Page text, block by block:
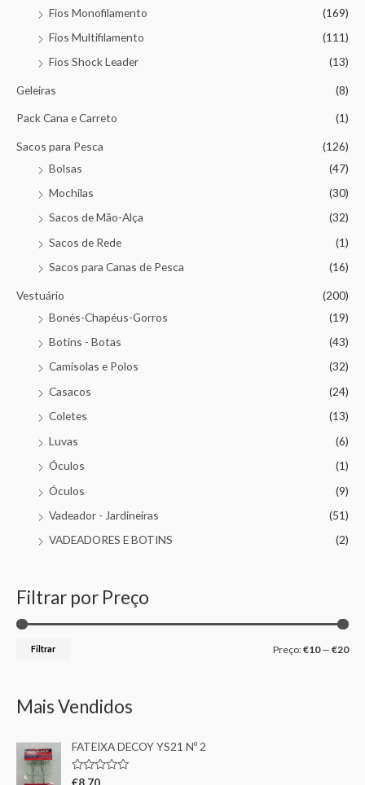
Fios Monofilamento
(169)
Fios Multifilamento
(111)
Fios Shock Leader
(13)
Geleiras (8)
Pack Cana e Carreto (1)
Sacos para Pesca
(126)
Bolsas
(47)
Mochilas
(30)
Sacos de Mão-Alça
(32)
Sacos de Rede
(1)
Sacos para Canas de Pesca
(16)
Vestuário
(200)
Bonés-Chapéus-Gorros
(19)
Botins - Botas
(43)
Camisolas e Polos
(32)
Casacos
(24)
Coletes
(13)
Luvas
(6)
Óculos
(1)
Óculos
(9)
Vadeador - Jardineiras
(51)
VADEADORES E BOTINS
(2)
Filtrar por Preço
Filtrar Preço:€10— €20
Mais Vendidos
FATEIXA DECOY YS21 Nº 2
A
€8,70